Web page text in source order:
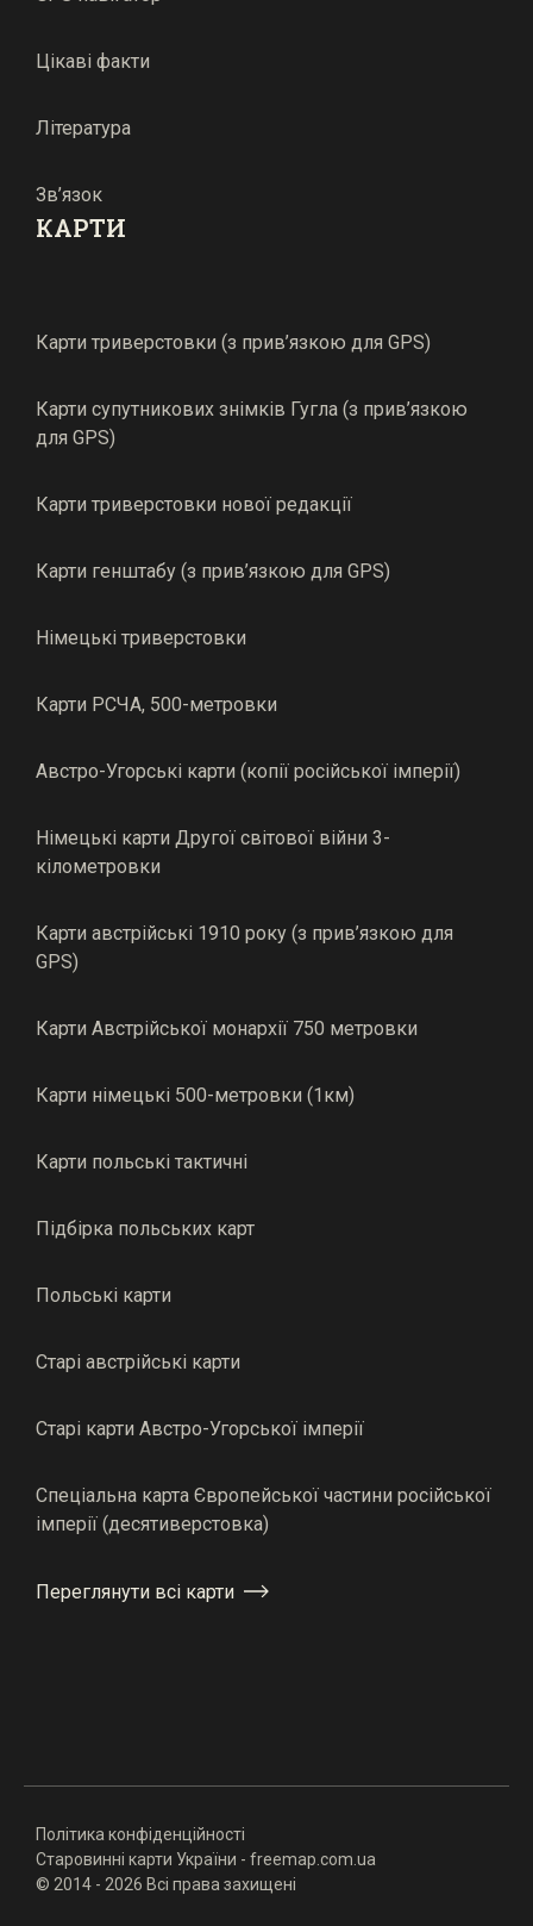
Цікаві факти
Література
Зв’язок
КАРТИ
Карти триверстовки (з прив’язкою для GPS)
Карти супутникових знімків Гугла (з прив’язкою
для GPS)
Карти триверстовки нової редакції
Карти генштабу (з прив’язкою для GPS)
Німецькі триверстовки
Карти РСЧА, 500-метровки
Австро-Угорські карти (копії російської імперії)
Німецькі карти Другої світової війни 3-
кілометровки
Карти австрійські 1910 року (з прив’язкою для
GPS)
Карти Австрійської монархії 750 метровки
Карти німецькі 500-метровки (1км)
Карти польські тактичні
Підбірка польських карт
Польські карти
Старі австрійські карти
Старі карти Австро-Угорської імперії
Спеціальна карта Європейської частини російської
імперії (десятиверстовка)
Переглянути всі карти
Політика конфіденційності
Старовинні карти України - freemap.com.ua
© 2014 - 2026 Всі права захищені